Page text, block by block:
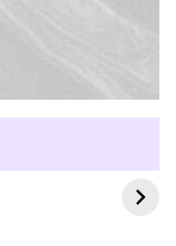
com
Khaotung